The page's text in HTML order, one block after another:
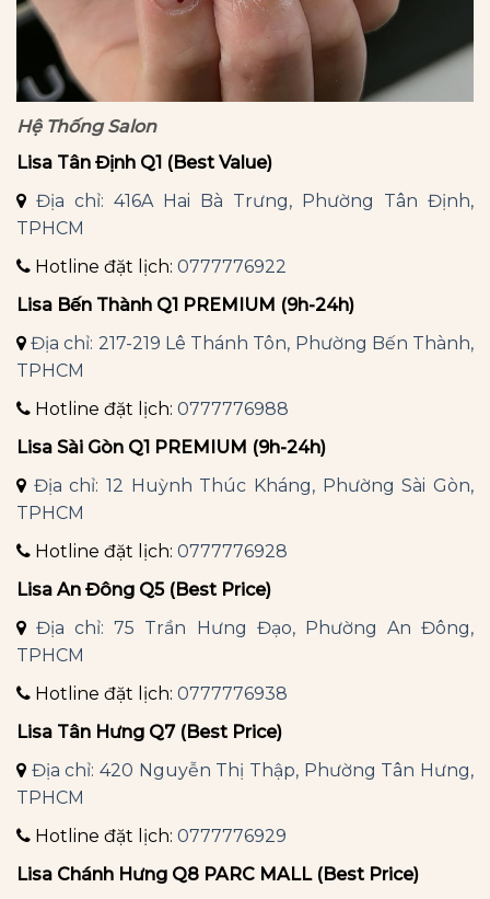
Hệ Thống Salon
Lisa Tân Định Q1 (Best Value)
Địa chỉ: 416A Hai Bà Trưng, Phường Tân Định,
TPHCM
Hotline đặt lịch: 0777776922
Lisa Bến Thành Q1 PREMIUM (9h-24h)
Địa chỉ: 217-219 Lê Thánh Tôn, Phường Bến Thành,
TPHCM
Hotline đặt lịch: 0777776988
Lisa Sài Gòn Q1 PREMIUM (9h-24h)
Địa chỉ: 12 Huỳnh Thúc Kháng, Phường Sài Gòn,
TPHCM
Hotline đặt lịch: 0777776928
Lisa An Đông Q5 (Best Price)
Địa chỉ: 75 Trần Hưng Đạo, Phường An Đông,
TPHCM
Hotline đặt lịch: 0777776938
Lisa Tân Hưng Q7 (Best Price)
Địa chỉ: 420 Nguyễn Thị Thập, Phường Tân Hưng,
TPHCM
Hotline đặt lịch: 0777776929
Lisa Chánh Hưng Q8 PARC MALL (Best Price)